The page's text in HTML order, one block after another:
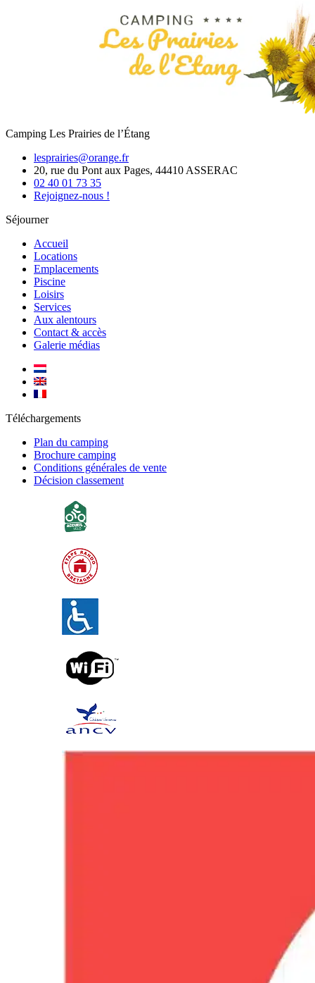
Camping Les Prairies de l’Étang
lesprairies@orange.fr
20, rue du Pont aux Pages, 44410 ASSERAC
02 40 01 73 35
Rejoignez-nous !
Séjourner
Accueil
Locations
Emplacements
Piscine
Loisirs
Services
Aux alentours
Contact & accès
Galerie médias
Téléchargements
Plan du camping
Brochure camping
Conditions générales de vente
Décision classement